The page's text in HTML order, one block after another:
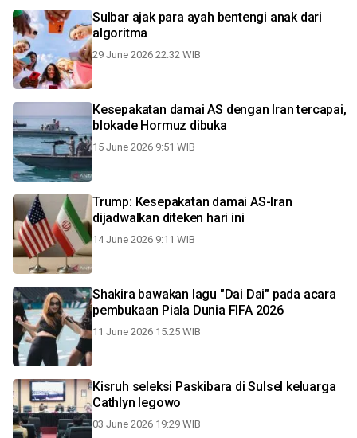
Sulbar ajak para ayah bentengi anak dari
algoritma
29 June 2026 22:32 WIB
Kesepakatan damai AS dengan Iran tercapai,
blokade Hormuz dibuka
15 June 2026 9:51 WIB
Trump: Kesepakatan damai AS-Iran
dijadwalkan diteken hari ini
14 June 2026 9:11 WIB
Shakira bawakan lagu "Dai Dai" pada acara
pembukaan Piala Dunia FIFA 2026
11 June 2026 15:25 WIB
Kisruh seleksi Paskibara di Sulsel keluarga
Cathlyn legowo
03 June 2026 19:29 WIB